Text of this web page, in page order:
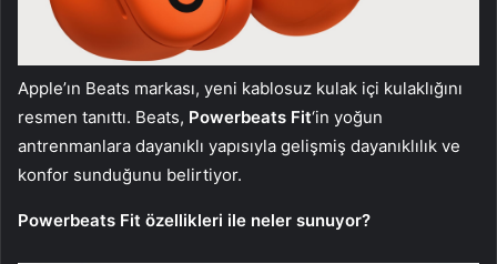
Apple’ın Beats markası, yeni kablosuz kulak içi kulaklığını
resmen tanıttı. Beats, Powerbeats Fit‘in yoğun
antrenmanlara dayanıklı yapısıyla gelişmiş dayanıklılık ve
konfor sunduğunu belirtiyor.
Powerbeats Fit özellikleri ile neler sunuyor?